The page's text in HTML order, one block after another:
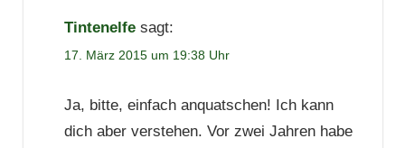
Tintenelfe sagt:
17. März 2015 um 19:38 Uhr
Ja, bitte, einfach anquatschen! Ich kann
dich aber verstehen. Vor zwei Jahren habe